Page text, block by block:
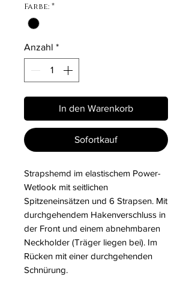
Farbe: *
Anzahl *
In den Warenkorb
Sofortkauf
Strapshemd im elastischem Power-
Wetlook mit seitlichen
Spitzeneinsätzen und 6 Strapsen. Mit
durchgehendem Hakenverschluss in
der Front und einem abnehmbaren
Neckholder (Träger liegen bei). Im
Rücken mit einer durchgehenden
Schnürung.